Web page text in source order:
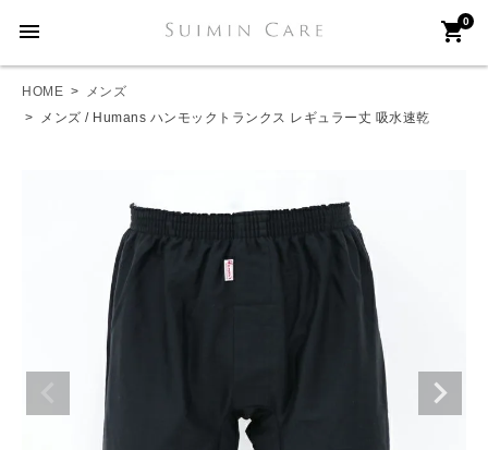
menu 0
shopping_cart
HOME
メンズ
メンズ / Humans ハンモックトランクス レギュラー丈 吸水速乾